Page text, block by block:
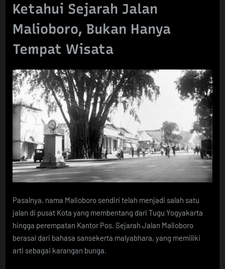
Ketahui Sejarah Jalan
Malioboro, Bukan Hanya
Tempat Wisata
Pasalnya, nama Malioboro sendiri telah menjadi salah satu
jalan di pusat Kota yang membentang dari Tugu Yogyakarta
hingga perempatan Kantor Pos. Sejarah Jalan Malioboro
berasal dari bahasa sansekerta malyabhara, yang memiliki
arti sebagai karangan bunga.